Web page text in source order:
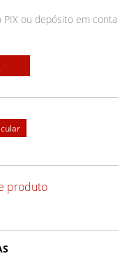
PIX ou depósito em conta
produto